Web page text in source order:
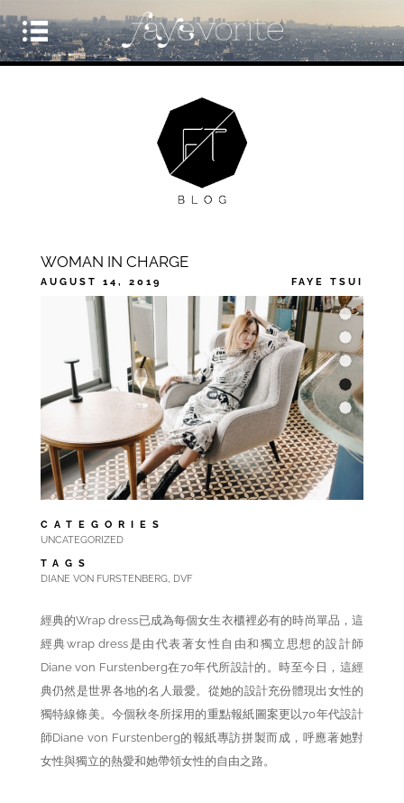
WOMAN IN CHARGE
AUGUST 14, 2019 FAYE TSUI
CATEGORIES
UNCATEGORIZED
TAGS
DIANE VON FURSTENBERG, DVF
經典的Wrap dress已成為每個女生衣櫃裡必有的時尚單品，這
經典wrap dress是由代表著女性自由和獨立思想的設計師
Diane von Furstenberg在70年代所設計的。時至今日，這經
典仍然是世界各地的名人最愛。從她的設計充份體現出女性的
獨特線條美。今個秋冬所採用的重點報紙圖案更以70年代設計
師Diane von Furstenberg的報紙專訪拼製而成，呼應著她對
女性與獨立的熱愛和她帶領女性的自由之路。